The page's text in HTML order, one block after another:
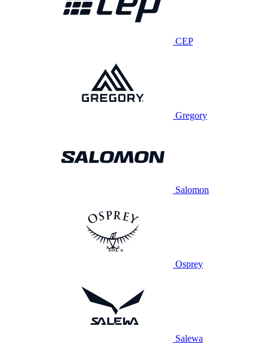
CEP
Gregory
Salomon
Osprey
Salewa